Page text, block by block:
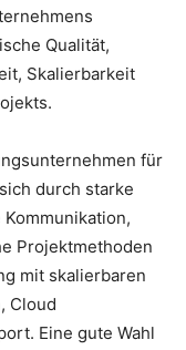
Qualität,
Skalierbarkeit
für
durch starke
Projektmethoden
mit skalierbaren
Cloud
Eine gute Wahl